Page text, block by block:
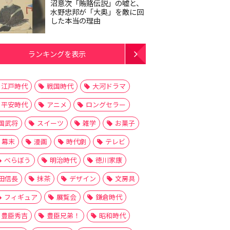
沼意次「賄賂伝説」の嘘と、
水野忠邦が「大奥」を敵に回
した本当の理由
ランキングを表示
江戸時代 戦国時代
大河ドラマ
平安時代
アニメ
ロングセラー
武将
スイーツ 雑学
お菓子
幕末
漫画 時代劇
テレビ
べらぼう
明治時代
徳川家康
信長
抹茶 デザイン
文房具
フィギュア
展覧会
鎌倉時代
豊臣秀吉
豊臣兄弟！
昭和時代